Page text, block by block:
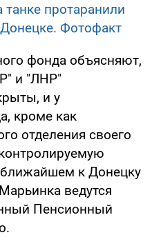
протаранили
Фотофакт
фонда объясняют,
и "ЛНР"
и у
кроме как
отделения своего
к Донецку
ведутся
Пенсионный